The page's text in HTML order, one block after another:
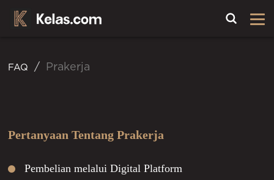
FAQ Prakerja
Pertanyaan Tentang Prakerja
Pembelian melalui Digital Platform